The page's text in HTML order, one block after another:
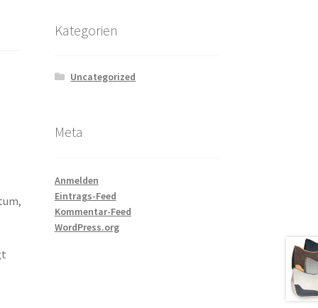
Kategorien
Uncategorized
Meta
Anmelden
Eintrags-Feed
Kommentar-Feed
WordPress.org